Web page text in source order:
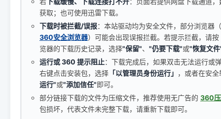
获取；也可使用迅雷下载。
下载时被拦截/误报：本站驱动均为安全文件，部分浏览器
360安全浏览器）可能会出现误报拦截。若提示拦截，请按
览器的下载历史记录，选择"保留"、 "仍要下载"或"恢复文
运行或 360 提示阻止：下载完成后，如果双击无法运行或
右键点击安装包，选择 「以管理员身份运行」 ，或者在安
运行"或"添加信任"即可。
部分链接下载的文件为压缩文件，推荐使用无广告的 360
包损坏，代表文件未完整下载，请重新下载即可。